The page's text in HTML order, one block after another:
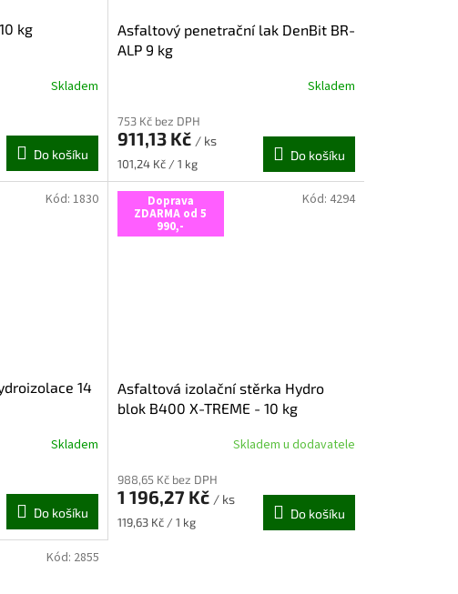
kg
Skladem
Do košíku
Asfaltový penetrační lak DenBit BR-
ALP 9 kg
produktu
je
5,0
5
hvězdiček.
Skladem
753 Kč bez DPH
911,13 Kč / ks
Měrná
cena:
101,24 Kč / 1 kg
Do košíku
14
Skladem
Do košíku
Kód: 1830 Doprava
ZDARMA od 5
990,-
Asfaltová izolační stěrka Hydro
blok B400 X-TREME - 10 kg
produktu
je
5,0
Skladem u dodavatele
988,65 Kč bez DPH
1 196,27 Kč / ks
Měrná
119,63 Kč / 1 kg
Do košíku
Kód: 4294
Kód: 2855